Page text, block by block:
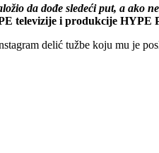
da dođe sledeći put, a ako
televizije i produkcije HYPE
delić tužbe koju mu je